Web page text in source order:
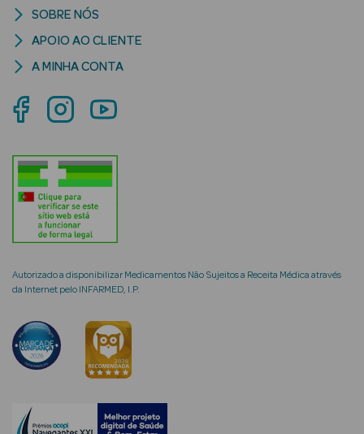
Criança
Rosto e
Ver Tudo
Cosmética
Hidratantes
Séruns Faciais
Creme de Olhos
envelhecimento
Autorizado a disponibilizar Medicamentos Não Sujeitos a Receita Médica através
da Internet pelo INFARMED, I.P.
SOBRE NÓS
APOIO AO CLIENTE
A MINHA CONTA